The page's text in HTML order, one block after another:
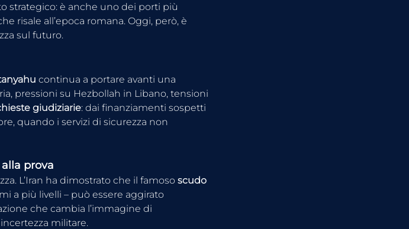
strategico: è anche uno dei porti più
risale all’epoca romana. Oggi, però, è
sul futuro.
continua a portare avanti una
pressioni su Hezbollah in Libano, tensioni
giudiziarie: dai finanziamenti sospetti
quando i servizi di sicurezza non
prova
L’Iran ha dimostrato che il famoso scudo
a più livelli – può essere aggirato
che cambia l’immagine di
militare.